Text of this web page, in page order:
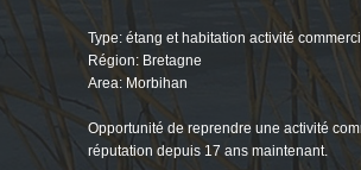
Type: étang et habitation activité
Région: Bretagne
Area: Morbihan
Opportunité de reprendre une activité
réputation depuis 17 ans maintenant.